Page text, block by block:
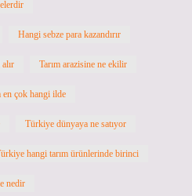
Hangi sebze para kazandırır
Tarım arazisine ne ekilir
en çok hangi ilde
Türkiye dünyaya ne satıyor
hangi tarım ürünlerinde birinci
nedir